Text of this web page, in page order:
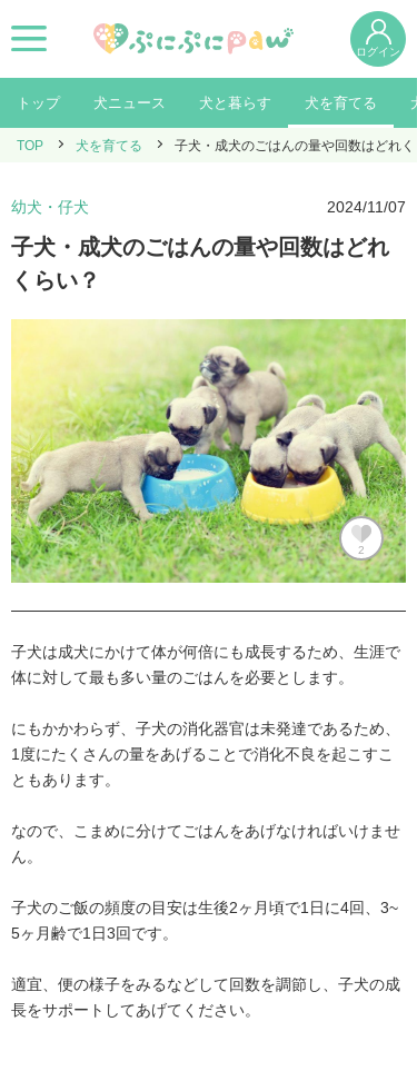
ログイン
トップ 犬ニュース 犬と暮らす 犬を育てる
TOP 犬を育てる 子犬・成犬のごはんの量や回数はどれく
幼犬・仔犬 2024/11/07
子犬・成犬のごはんの量や回数はどれ
くらい？
2
子犬は成犬にかけて体が何倍にも成長するため、生涯で
体に対して最も多い量のごはんを必要とします。
にもかかわらず、子犬の消化器官は未発達であるため、
1度にたくさんの量をあげることで消化不良を起こすこ
ともあります。
なので、こまめに分けてごはんをあげなければいけませ
ん。
子犬のご飯の頻度の目安は生後2ヶ月頃で1日に4回、3~
5ヶ月齢で1日3回です。
適宜、便の様子をみるなどして回数を調節し、子犬の成
長をサポートしてあげてください。